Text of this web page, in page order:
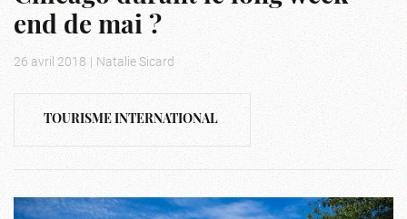
end de mai ?
26 avril 2018 | Natalie Sicard
TOURISME INTERNATIONAL